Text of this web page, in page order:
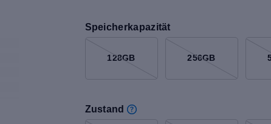
Speicherkapazität
128GB 256GB
Zustand